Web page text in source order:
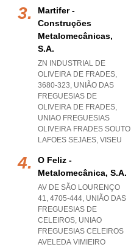
Martifer -
Construções
Metalomecânicas,
S.a.
ZN INDUSTRIAL DE
OLIVEIRA DE FRADES,
3680-323, UNIÃO DAS
FREGUESIAS DE
OLIVEIRA DE FRADES,
UNIAO FREGUESIAS
OLIVEIRA FRADES SOUTO
LAFOES SEJAES, VISEU
O Feliz -
Metalomecânica, S.a.
AV DE SÃO LOURENÇO
41, 4705-444, UNIÃO DAS
FREGUESIAS DE
CELEIROS, UNIAO
FREGUESIAS CELEIROS
AVELEDA VIMIEIRO